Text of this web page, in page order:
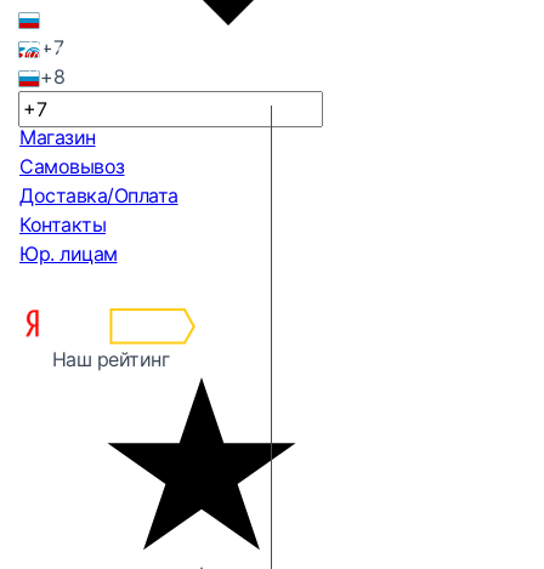
+7
+8
Магазин
Самовывоз
Доставка/Оплата
Контакты
Юр. лицам
Наш рейтинг